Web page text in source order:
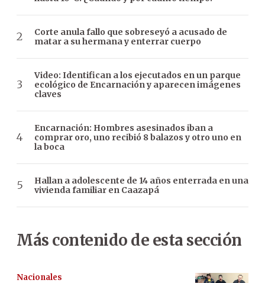
Corte anula fallo que sobreseyó a acusado de
matar a su hermana y enterrar cuerpo
Video: Identifican a los ejecutados en un parque
ecológico de Encarnación y aparecen imágenes
claves
Encarnación: Hombres asesinados iban a
comprar oro, uno recibió 8 balazos y otro uno en
la boca
Hallan a adolescente de 14 años enterrada en una
vivienda familiar en Caazapá
Más contenido de esta sección
Nacionales